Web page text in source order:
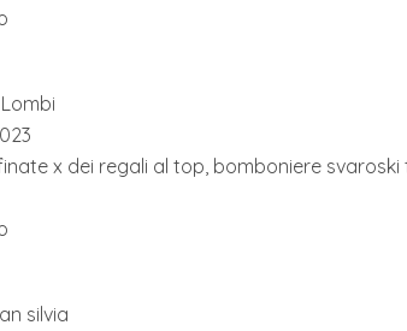
x dei regali al top, bomboniere
silvia